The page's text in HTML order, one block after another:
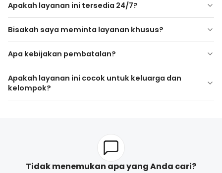
Apakah layanan ini tersedia 24/7?
seminggu
Bisakah saya meminta layanan khusus?
Kapastitas bagasi tambahan
Peningkatan kendaraan VIP
Apa kebijakan pembatalan?
Pembatalan gratis tersedia hingga waktu tertentu
sebelum pengambilan
Apakah layanan ini cocok untuk keluarga dan
kelompok?
Tidak menemukan apa yang Anda cari?